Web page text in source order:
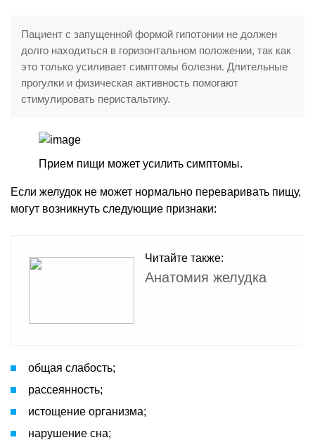
Пациент с запущенной формой гипотонии не должен
долго находиться в горизонтальном положении, так как
это только усиливает симптомы болезни. Длительные
прогулки и физическая активность помогают
стимулировать перистальтику.
Прием пищи может усилить симптомы.
Если желудок не может нормально переваривать пищу,
могут возникнуть следующие признаки:
Читайте также:
Анатомия желудка
общая слабость;
рассеянность;
истощение организма;
нарушение сна;